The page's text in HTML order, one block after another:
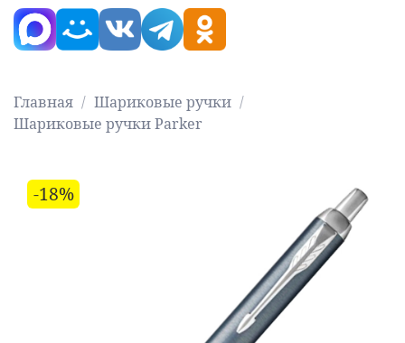
Главная
Шариковые ручки
Шариковые ручки Parker
-18%